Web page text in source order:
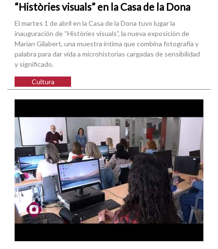
“Històries visuals” en la Casa de la Dona
El martes 1 de abril en la Casa de la Dona tuvo lugar la
inauguración de “Històries visuals”, la nueva exposición de
Marian Gilabert, una muestra íntima que combina fotografía y
palabra para dar vida a microhistorias cargadas de sensibilidad
y significado.
Cultura